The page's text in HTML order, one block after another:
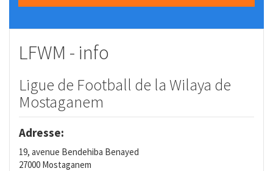
LFWM - info
Ligue de Football de la Wilaya de
Mostaganem
Adresse:
19, avenue Bendehiba Benayed
27000 Mostaganem